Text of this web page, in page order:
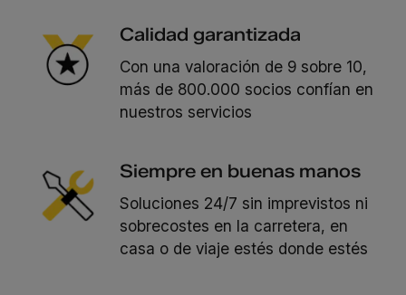
Calidad garantizada
Con una valoración de 9 sobre 10,
más de 800.000 socios confían en
nuestros servicios
Siempre en buenas manos
Soluciones 24/7 sin imprevistos ni
sobrecostes en la carretera, en
casa o de viaje estés donde estés